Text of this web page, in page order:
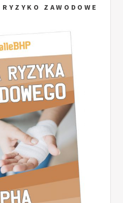
ZAWODOWE